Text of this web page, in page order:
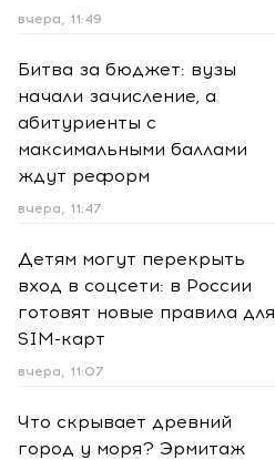
вчера, 11:49
Битва за бюджет: вузы
начали зачисление, а
абитуриенты с
максимальными баллами
ждут реформ
вчера, 11:47
Детям могут перекрыть
вход в соцсети: в России
готовят новые правила для
SIM-карт
вчера, 11:07
Что скрывает древний
город у моря? Эрмитаж